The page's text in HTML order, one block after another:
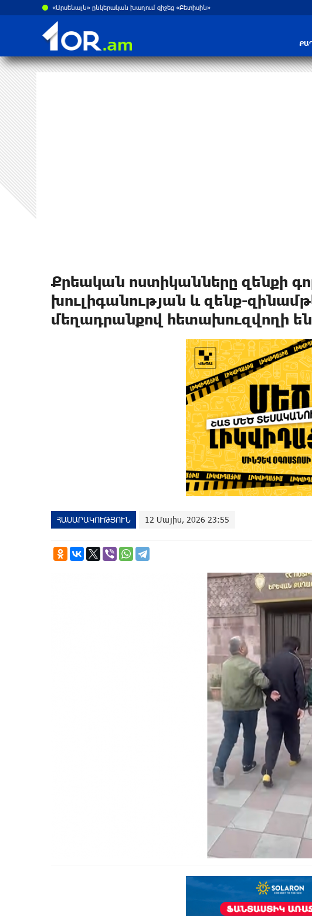
«Արսենալն» ընկերական խաղում զիջեց «Բետիսին»
Քրեական ոստիկանները զենքի
խուլիգանության և զենք-
մեղադրանքով հետախուզվողի
ՀԱՍԱՐԱԿՈՒԹՅՈՒՆ 12 Մայիս, 2026 23:55